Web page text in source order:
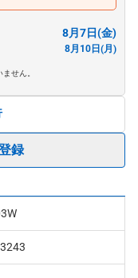
8月7日(金)
8月10日(月)
せん。
録